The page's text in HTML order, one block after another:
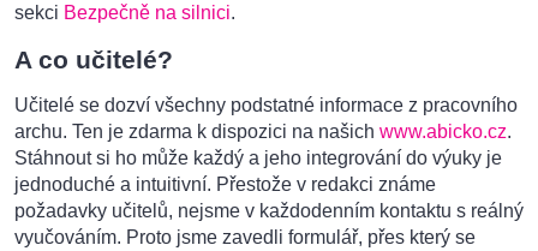
sekci Bezpečně na silnici.
A co učitelé?
Učitelé se dozví všechny podstatné informace z pracovního
archu. Ten je zdarma k dispozici na našich www.abicko.cz.
Stáhnout si ho může každý a jeho integrování do výuky je
jednoduché a intuitivní. Přestože v redakci známe
požadavky učitelů, nejsme v každodenním kontaktu s reálný
vyučováním. Proto jsme zavedli formulář, přes který se